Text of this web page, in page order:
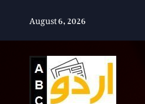
August 6, 2026